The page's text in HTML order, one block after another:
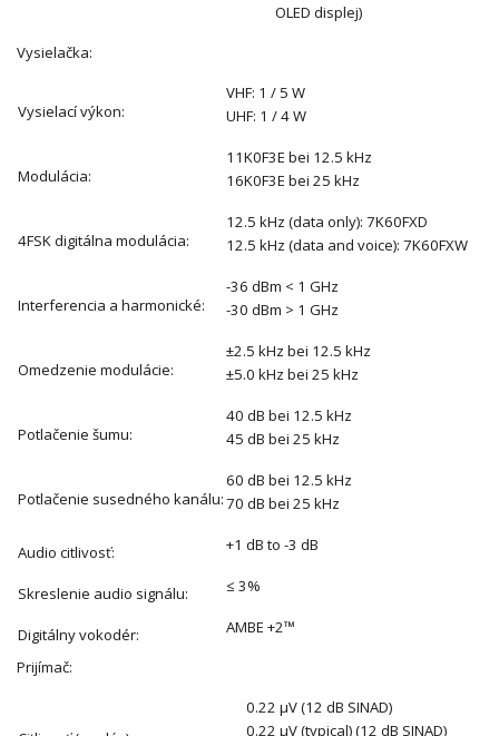
OLED displej)
Vysielačka:
Vysielací výkon:
VHF: 1 / 5 W
UHF: 1 / 4 W
Modulácia:
11K0F3E bei 12.5 kHz
16K0F3E bei 25 kHz
4FSK digitálna modulácia:
12.5 kHz (data only): 7K60FXD
12.5 kHz (data and voice): 7K60FXW
Interferencia a harmonické:
-36 dBm < 1 GHz
-30 dBm > 1 GHz
Omedzenie modulácie:
±2.5 kHz bei 12.5 kHz
±5.0 kHz bei 25 kHz
Potlačenie šumu:
40 dB bei 12.5 kHz
45 dB bei 25 kHz
Potlačenie susedného kanálu:
60 dB bei 12.5 kHz
70 dB bei 25 kHz
Audio citlivosť: +1 dB to -3 dB
Skreslenie audio signálu: ≤ 3%
Digitálny vokodér:
AMBE +2™
Prijímač:
0.22 μV (12 dB SINAD)
0.22 μV (typical) (12 dB SINAD)